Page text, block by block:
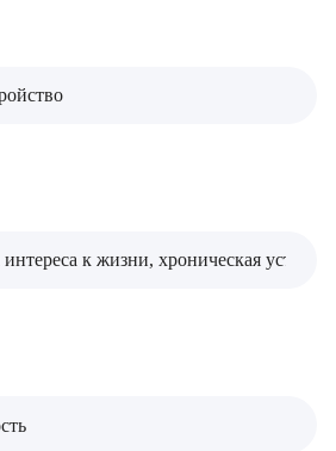
интереса к жизни, хроническая